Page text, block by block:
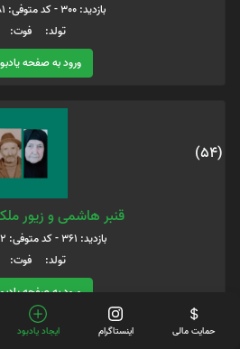
بازدید: 300 - کد متوفی: 6117681
تولد: فوت:
ورود به صفحه
(54)
قنبر هاشمی و زیور
بازدید: 361 - کد متوفی: 6119952
تولد: فوت:
ورود به صفحه
حمایت مالی اینستاگرام ایجاد یادبود